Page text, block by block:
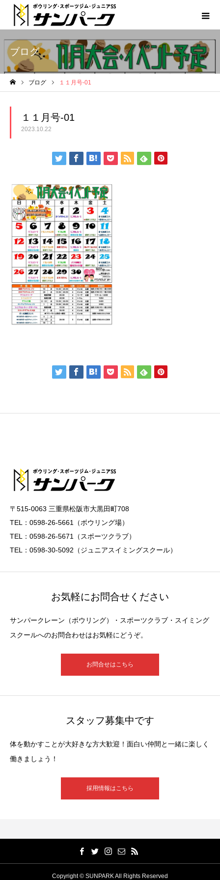
ブログ
ブログ １１月号-01
１１月号-01
2023.10.22
〒515-0063 三重県松阪市大黒田町708
TEL：0598-26-5661（ボウリング場）
TEL：0598-26-5671（スポーツクラブ）
TEL：0598-30-5092（ジュニアスイミングスクール）
お気軽にお問合せください
サンパークレーン（ボウリング）・スポーツクラブ・スイミング
スクールへのお問合わせはお気軽にどうぞ。
お問合せはこちら
スタッフ募集中です
体を動かすことが大好きな方大歓迎！面白い仲間と一緒に楽しく
働きましょう！
採用情報はこちら
Copyright © SUNPARK All Rights Reserved